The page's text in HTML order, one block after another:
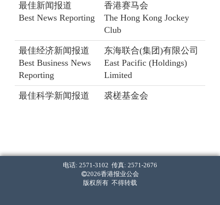
最佳新闻报道
Best News Reporting
香港赛马会
The Hong Kong Jockey
Club
最佳经济新闻报道
Best Business News
Reporting
东海联合(集团)有限公司
East Pacific (Holdings)
Limited
最佳科学新闻报道
裘槎基金会
报道
Best Arts and Culture
Henderson Land
Development Company
Limited
电话: 2571-3102 传真: 2571-2676
2026香港报业公会
版权所有 不得转载